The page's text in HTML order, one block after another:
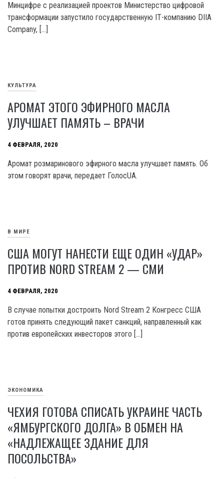
Минцифре с реализацией проектов Министерство цифровой
трансформации запустило государственную ІТ-компанию DIIA
Company, […]
КУЛЬТУРА
АРОМАТ ЭТОГО ЭФИРНОГО МАСЛА
УЛУЧШАЕТ ПАМЯТЬ – ВРАЧИ
4 ФЕВРАЛЯ, 2020
Аромат розмаринового эфирного масла улучшает память. Об
этом говорят врачи, передает ГолосUA.
В МИРЕ
США МОГУТ НАНЕСТИ ЕЩЕ ОДИН «УДАР»
ПРОТИВ NORD STREAM 2 — СМИ
4 ФЕВРАЛЯ, 2020
В случае попытки достроить Nord Stream 2 Конгресс США
готов принять следующий пакет санкций, направленный как
против европейских инвесторов этого […]
ЭКОНОМИКА
ЧЕХИЯ ГОТОВА СПИСАТЬ УКРАИНЕ ЧАСТЬ
«ЯМБУРГСКОГО ДОЛГА» В ОБМЕН НА
«НАДЛЕЖАЩЕЕ ЗДАНИЕ ДЛЯ
ПОСОЛЬСТВА»